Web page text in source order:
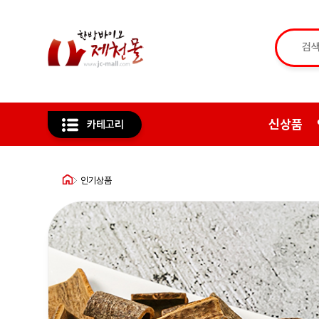
카테고리 신상품
인기상품